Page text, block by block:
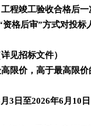
程竣工验收合格后
资格后审”方式对投标
见招标文件）
限价，高于最高限
3日至2026年6月10